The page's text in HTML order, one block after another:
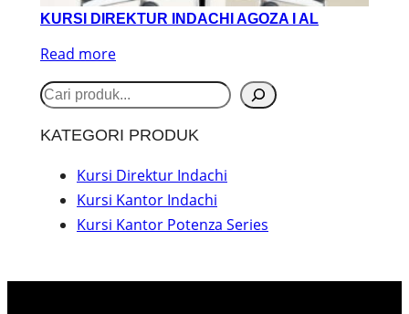
KURSI DIREKTUR INDACHI AGOZA I AL
Read more
S
KATEGORI PRODUK
Kursi Direktur Indachi
Kursi Kantor Indachi
Kursi Kantor Potenza Series